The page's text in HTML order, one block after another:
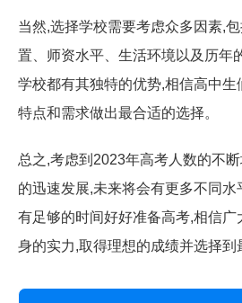
当然,选择学校需要考虑众多因素,
置、师资水平、生活环境以及历年
学校都有其独特的优势,相信高中生
特点和需求做出最合适的选择。
总之,考虑到2023年高考人数的不
的迅速发展,未来将会有更多不同水
有足够的时间好好准备高考,相信广
身的实力,取得理想的成绩并选择到